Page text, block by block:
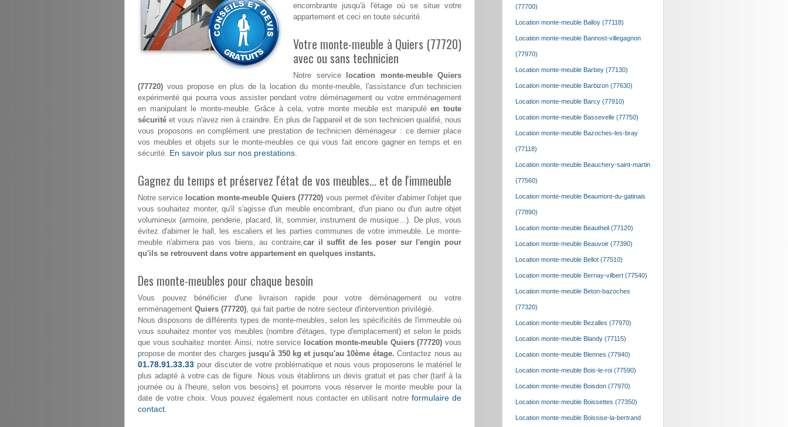
encombrante jusqu'à l'étage où se situe votre
appartement et ceci en toute sécurité.
Votre monte-meuble à Quiers (77720)
avec ou sans technicien
Notre service
location monte-meuble Quiers
(77720) vous propose en plus de la location du monte-meuble, l'assistance d'un technicien
expérimenté qui pourra vous assister pendant votre déménagement ou votre emménagement
en manipulant le monte-meuble. Grâce à cela, votre monte meuble est manipuléen toute
sécurité et vous n'avez rien à craindre. En plus de l'appareil et de son technicien qualifié, nous
vous proposons en complément une prestation de technicien déménageur : ce dernier place
vos meubles et objets sur le monte-meubles ce qui vous fait encore gagner en temps et en
sécurité. En savoir plus sur nos prestations.
Gagnez du temps et préservez l'état de vos meubles... et de l'immeuble
Notre service location monte-meuble Quiers (77720) vous permet d'éviter d'abimer l'objet que
vous souhaitez monter, qu'il s'agisse d'un meuble encombrant, d'un piano ou d'un autre objet
volumineux (armoire, penderie, placard, lit, sommier, instrument de musique…). De plus, vous
évitez d'abimer le hall, les escaliers et les parties communes de votre immeuble. Le monte-
meuble n'abimera pas vos biens, au contraire,car il suffit de les poser sur l'engin pour
qu'ils se retrouvent dans votre appartement en quelques instants.
Des monte-meubles pour chaque besoin
Vous pouvez bénéficier d'une livraison rapide pour votre déménagement ou votre
emménagement Quiers (77720), qui fait partie de notre secteur d'intervention privilégié.
Nous disposons de différents types de monte-meubles, selon les spécificités de l'immeuble où
vous souhaitez monter vos meubles (nombre d'étages, type d'emplacement) et selon le poids
que vous souhaitez monter. Ainsi, notre service location monte-meuble Quiers (77720) vous
propose de monter des charges jusqu'à 350 kg et jusqu'au 10ème étage. Contactez nous au
01.78.91.33.33 pour discuter de votre problématique et nous vous proposerons le matériel le
plus adapté à votre cas de figure. Nous vous établirons un devis gratuit et pas cher (tarif à la
journée ou à l'heure, selon vos besoins) et pourrons vous réserver le monte meuble pour la
date de votre choix. Vous pouvez également nous contacter en utilisant notre formulaire de
contact.
(77700)
Location monte-meuble Balloy (77118)
Location monte-meuble Bannost-villegagnon
(77970)
Location monte-meuble Barbey (77130)
Location monte-meuble Barbizon (77630)
Location monte-meuble Barcy (77910)
Location monte-meuble Bassevelle (77750)
Location monte-meuble Bazoches-les-bray
(77118)
Location monte-meuble Beauchery-saint-martin
(77560)
Location monte-meuble Beaumont-du-gatinais
(77890)
Location monte-meuble Beautheil (77120)
Location monte-meuble Beauvoir (77390)
Location monte-meuble Bellot (77510)
Location monte-meuble Bernay-vilbert (77540)
Location monte-meuble Beton-bazoches
(77320)
Location monte-meuble Bezalles (77970)
Location monte-meuble Blandy (77115)
Location monte-meuble Blennes (77940)
Location monte-meuble Bois-le-roi (77590)
Location monte-meuble Boisdon (77970)
Location monte-meuble Boissettes (77350)
Location monte-meuble Boissise-la-bertrand